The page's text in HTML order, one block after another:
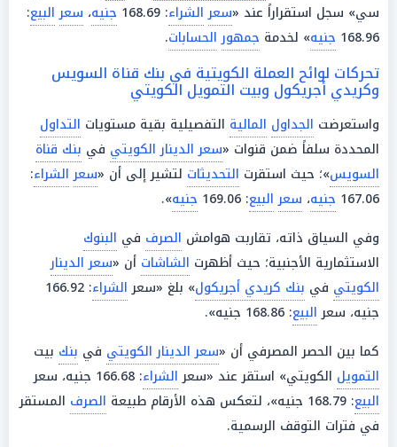
سي» سجل استقراراً عند «سعر الشراء: 168.69 جنيه، سعر البيع:
168.96 جنيه» لخدمة جمهور الحسابات.
تحركات لوائح العملة الكويتية في بنك قناة السويس
وكريدي أجريكول وبيت التمويل الكويتي
واستعرضت الجداول المالية التفصيلية بقية مستويات التداول
المحددة سلفاً ضمن قنوات «سعر الدينار الكويتي في بنك قناة
السويس»؛ حيث استقرت التحديثات لتشير إلى أن «سعر الشراء:
167.06 جنيه، سعر البيع: 169.06 جنيه».
وفي السياق ذاته، تقاربت هوامش الصرف في البنوك
الاستثمارية الأجنبية؛ حيث أظهرت الشاشات أن «سعر الدينار
الكويتي في بنك كريدي أجريكول» بلغ «سعرالشراء : 166.92
جنيه، سعرالبيع: 168.86 جنيه».
كما بين الحصر المصرفي أن «سعر الدينار الكويتي في بنك بيت
التمويل الكويتي» استقر عند «سعرالشراء: 166.68 جنيه، سعر
البيع: 168.79 جنيه»، لتعكس هذه الأرقام طبيعة الصرف المستقر
في فترات التوقف الرسمية.